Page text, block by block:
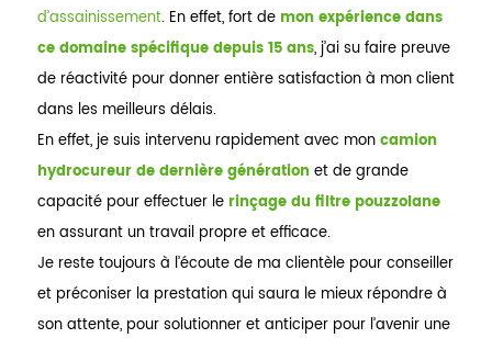
d’assainissement. En effet, fort de mon expérience dans
ce domaine spécifique depuis 15 ans, j’ai su faire preuve
de réactivité pour donner entière satisfaction à mon client
dans les meilleurs délais.
En effet, je suis intervenu rapidement avec moncamion
hydrocureur de dernière générationet de grande
capacité pour effectuer le rinçage du filtre pouzzolane
en assurant un travail propre et efficace.
Je reste toujours à l’écoute de ma clientèle pour conseiller
et préconiser la prestation qui saura le mieux répondre à
son attente, pour solutionner et anticiper pour l’avenir une